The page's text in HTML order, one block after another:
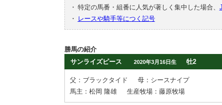
・ 特定の馬番・組番に人気が著しく集中した場合、
・
レースや騎手等につく記号
勝馬の紹介
サンライズピース
2020年3月16日生 牡2
父：ブラックタイド
母：シースナイプ
馬主：松岡 隆雄
生産牧場：藤原牧場